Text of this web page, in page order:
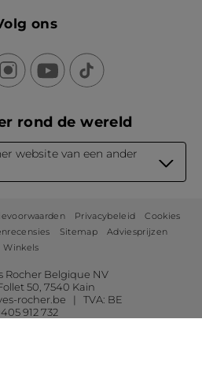
ons
rond de wereld
website van een ander
Privacybeleid
Cookies
Sitemap
Adviesprijzen
Winkels
Rocher Belgique NV
50, 7540 Kain
rocher.be | TVA: BE
912 732